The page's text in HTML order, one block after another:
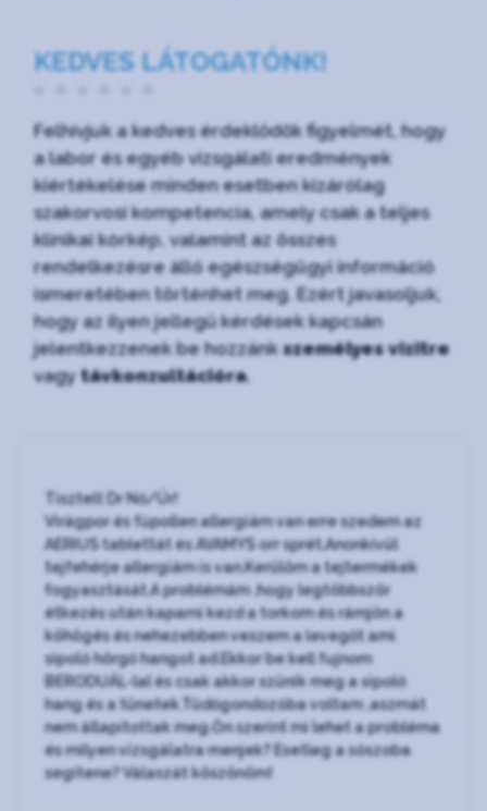
KEDVES LÁTOGATÓNK!
Felhívjuk a kedves érdeklődők figyelmét, hogy
a labor és egyéb vizsgálati eredmények
kiértékelése minden esetben kizárólag
szakorvosi kompetencia, amely csak a teljes
klinikai kórkép, valamint az összes
rendelkezésre álló egészségügyi információ
ismeretében történhet meg. Ezért javasoljuk,
hogy az ilyen jellegű kérdések kapcsán
jelentkezzenek be hozzánkszemélyes vizitre
vagy távkonzultációra.
Tisztelt Dr Nő/Úr!
Virágpor és fűpollen allergiám van erre szedem az
AERIUS tablettát és AVAMYS orr sprét.Anonkivül
tejfehérje allergiám is van.Kerülöm a tejtermékek
fogyasztását.A problémám ,hogy legtöbbször
étkezés után kaparni kezd a torkom és rámjön a
köhögés és nehezebben veszem a levegőt ami
sipoló hörgő hangot ad.Ekkor be kell fujnom
BERODUÁL-lal és csak akkor szünik meg a sipoló
hang és a tünetek.Tüdőgondozóba voltam ,aszmát
nem állapitottak meg.Őn szerint mi lehet a probléma
és milyen vizsgálatra menjek? Esetleg a sószoba
segítene? Válaszát köszönöm!